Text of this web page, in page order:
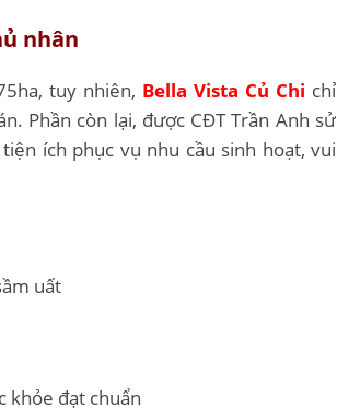
nhân
tuy nhiên, Bella Vista Củ Chi chỉ
Phần còn lại, được CĐT Trần Anh sử
ích phục vụ nhu cầu sinh hoạt, vui
uất
khỏe đạt chuẩn